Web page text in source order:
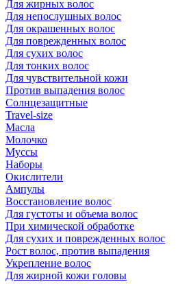
Для жирных волос
Для непослушных волос
Для окрашенных волос
Для поврежденных волос
Для сухих волос
Для тонких волос
Для чувствительной кожи
Против выпадения волос
Солнцезащитные
Travel-size
Масла
Молочко
Муссы
Наборы
Окислители
Ампулы
Восстановление волос
Для густоты и объема волос
При химической обработке
Для сухих и поврежденных волос
Рост волос, против выпадения
Укрепление волос
Для жирной кожи головы